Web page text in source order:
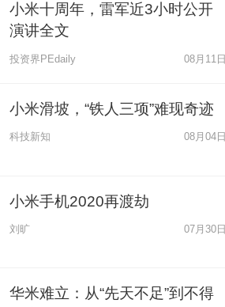
小米十周年，雷军近3小时公开
演讲全文
投资界PEdaily 08月11日
小米滑坡，“铁人三项”难现奇迹
科技新知 08月04日
小米手机2020再渡劫
刘旷 07月30日
华米难立：从“先天不足”到不得